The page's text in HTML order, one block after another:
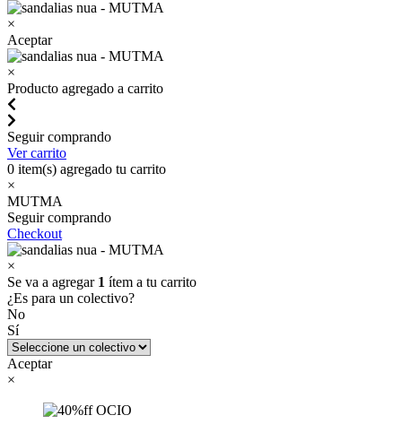
×
Aceptar
×
Producto agregado a carrito
Seguir comprando
Ver carrito
0 item(s) agregado tu carrito
×
MUTMA
Seguir comprando
Checkout
×
Se va a agregar 1 ítem a tu carrito
¿Es para un colectivo?
No
Sí
Aceptar
×